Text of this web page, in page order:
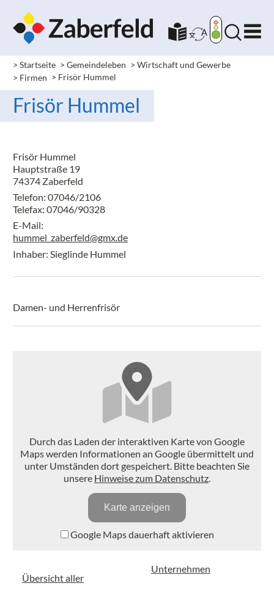
> Startseite > Gemeindeleben > Wirtschaft und Gewerbe
> Firmen > Frisör Hummel
Frisör Hummel
Frisör Hummel
Hauptstraße 19
74374 Zaberfeld
Telefon: 07046/2106
Telefax: 07046/90328
E-Mail:
hummel_zaberfeld@gmx.de
Inhaber: Sieglinde Hummel
Damen- und Herrenfrisör
Durch das Laden der interaktiven Karte von Google
Maps werden Informationen an Google übermittelt und
unter Umständen dort gespeichert. Bitte beachten Sie
unsere Hinweise zum Datenschutz
Karte anzeigen
Google Maps dauerhaft aktivieren
Übersicht aller
Unternehmen